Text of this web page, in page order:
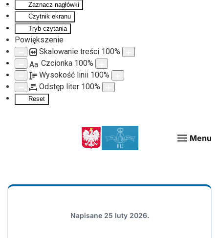
Zaznacz nagłówki
Czytnik ekranu
Tryb czytania
Powiększenie
Skalowanie treści 100%
Aa Czcionka 100%
Wysokość linii 100%
Odstęp liter 100%
Reset
Menu
Napisane 25 luty 2026.